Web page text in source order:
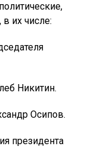
их числе:
Никитин.
Осипов.
президента